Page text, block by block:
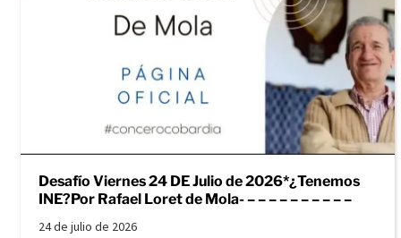
Desafío Viernes 24 DE Julio de 2026*¿Tenemos
INE?Por Rafael Loret de Mola- – – – – – – – – – –
24 de julio de 2026